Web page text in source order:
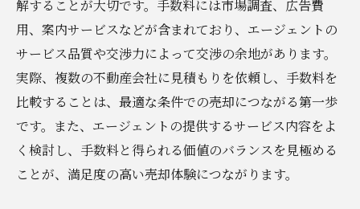
税金計算の誤りが招くリスクとは
税金計算をスムーズに進めるためのポイン
ト
正確な税金計算をサポートする専門家の役
割
税金関連書類の整備とその重要性
税金計算の効率化を図るためのツールの活
解することが大切です。手数料には市場調査、広告費
用、案内サービスなどが含まれており、エージェントの
サービス品質や交渉力によって交渉の余地があります。
実際、複数の不動産会社に見積もりを依頼し、手数料を
比較することは、最適な条件での売却につながる第一歩
です。また、エージェントの提供するサービス内容をよ
く検討し、手数料と得られる価値のバランスを見極める
ことが、満足度の高い売却体験につながります。